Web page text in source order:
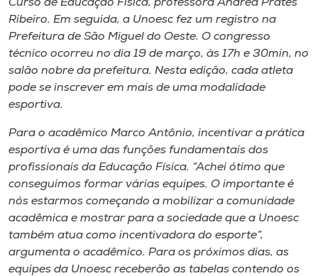
A+
A-
Curso de Educação Física, professora Andrea Prates
Ribeiro. Em seguida, a Unoesc fez um registro na
Prefeitura de São Miguel do Oeste. O congresso
técnico ocorreu no dia 19 de março, às 17h e 30min, no
salão nobre da prefeitura. Nesta edição, cada atleta
pode se inscrever em mais de uma modalidade
esportiva.
Para o acadêmico Marco Antônio, incentivar a prática
esportiva é uma das funções fundamentais dos
profissionais da Educação Física. “Achei ótimo que
conseguimos formar várias equipes. O importante é
nós estarmos começando a mobilizar a comunidade
acadêmica e mostrar para a sociedade que a Unoesc
também atua como incentivadora do esporte”,
argumenta o acadêmico. Para os próximos dias, as
equipes da Unoesc receberão as tabelas contendo os